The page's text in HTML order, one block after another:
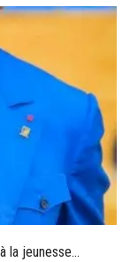
la jeunesse...